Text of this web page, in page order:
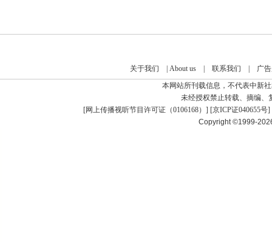
关于我们 About us| 联系我们
广
本网站所刊载信息，不代表中新
未经授权禁止转载、摘编、
[网上传播视听节目许可证（0106168） ] [京ICP证040655号]
Copyright ©1999-